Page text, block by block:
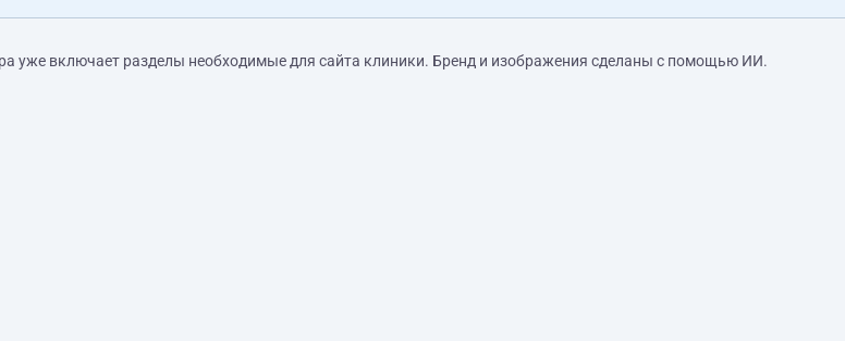
уже включает разделы необходимые для сайта клиники. Бренд и изображения сделаны с помощью ИИ.